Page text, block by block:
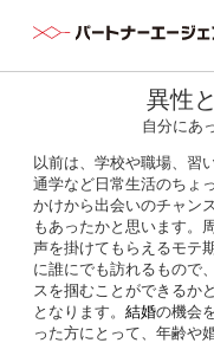
異性
自分にあ
以前は、学校や職場、習
通学など日常生活のちょ
かけから出会いのチャン
もあったかと思います。
声を掛けてもらえるモテ
に誰にでも訪れるもので
スを掴むことができるか
となります。 結婚の機会
った方にとって、年齢や